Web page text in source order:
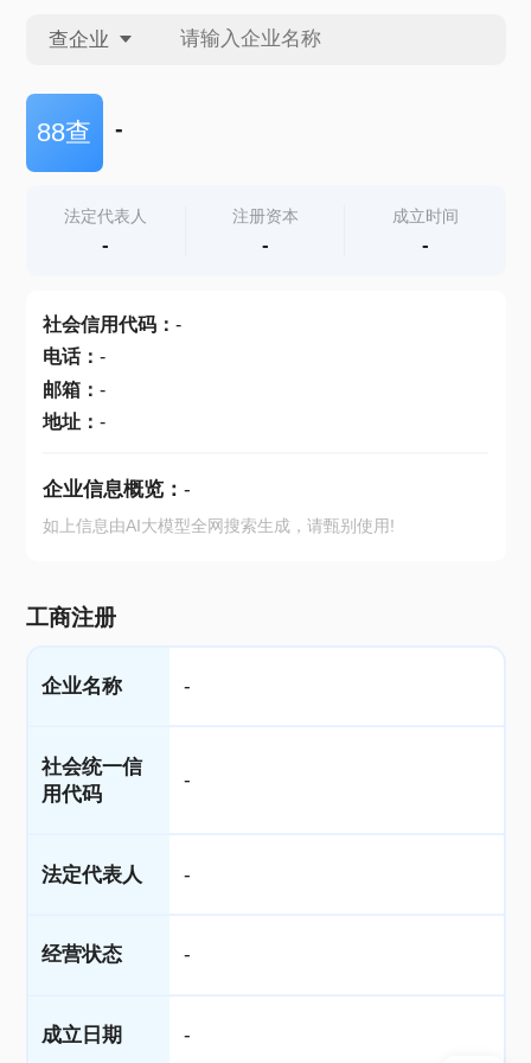
查企业
查企业
查产地
88查 -
法定代表人
-
注册资本
-
成立时间
-
社会信用代码： -
电话： -
邮箱： -
地址： -
企业信息概览： -
如上信息由AI大模型全网搜索生成，请甄别使用!
工商注册
企业名称 -
社会统一信
用代码
-
法定代表人 -
经营状态 -
成立日期 -